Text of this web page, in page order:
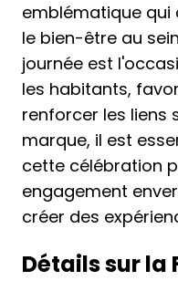
emblématique qui
le bien-être au
journée est
les habitants,
renforcer les liens
marque, il est
cette célébration
engagement
créer des
Détails sur la